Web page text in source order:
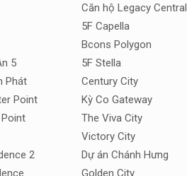
5
Phát
Point
2
Căn hộ Legacy Central
5F Capella
Bcons Polygon
5F Stella
Century City
Kỳ Co Gateway
The Viva City
Victory City
Dự án Chánh Hưng
Golden City